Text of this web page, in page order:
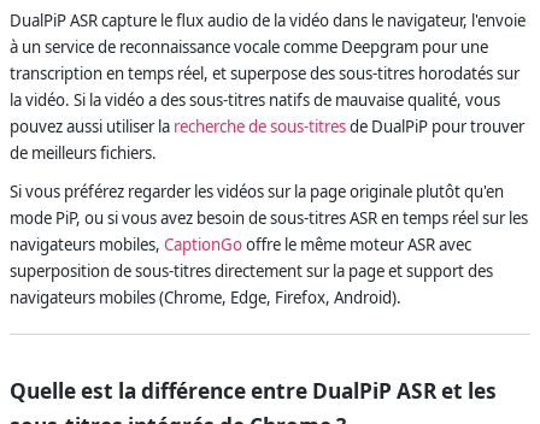
DualPiP ASR capture le flux audio de la vidéo dans le navigateur, l'envoie
à un service de reconnaissance vocale comme Deepgram pour une
transcription en temps réel, et superpose des sous-titres horodatés sur
la vidéo. Si la vidéo a des sous-titres natifs de mauvaise qualité, vous
pouvez aussi utiliser la recherche de sous-titresde DualPiP pour trouver
de meilleurs fichiers.
Si vous préférez regarder les vidéos sur la page originale plutôt qu'en
mode PiP, ou si vous avez besoin de sous-titres ASR en temps réel sur les
navigateurs mobiles, CaptionGooffre le même moteur ASR avec
superposition de sous-titres directement sur la page et support des
navigateurs mobiles (Chrome, Edge, Firefox, Android).
Quelle est la différence entre DualPiP ASR et les